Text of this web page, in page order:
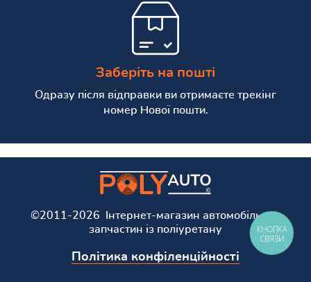
Заберіть на пошті
Одразу після відправки ви отримаєте трекінг
номер Нової пошти.
©2011-2026 Інтернет-магазин автомобільних
запчастин із поліуретану
Політика конфіленційності
КНОПКА
СВЯЗИ